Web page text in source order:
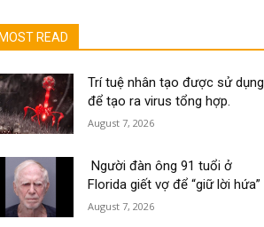
MOST READ
Trí tuệ nhân tạo được sử dụng
để tạo ra virus tổng hợp.
August 7, 2026
Người đàn ông 91 tuổi ở
Florida giết vợ để “giữ lời hứa”
August 7, 2026